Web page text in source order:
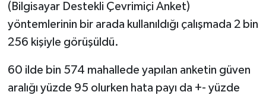
(Bilgisayar Destekli Çevrimiçi Anket)
yöntemlerinin bir arada kullanıldığı çalışmada 2 bin
256 kişiyle görüşüldü.
60 ilde bin 574 mahallede yapılan anketin güven
aralığı yüzde 95 olurken hata payı da +- yüzde